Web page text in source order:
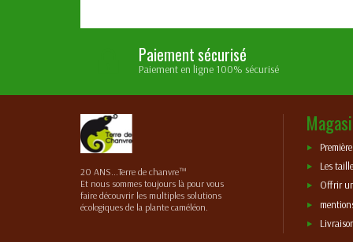
Paiement sécurisé
Paiement en ligne 100% sécurisé
20 ANS...Terre de chanvre™
Et nous sommes toujours là pour vous
faire découvrir les multiples solutions
écologiques de la plante caméléon.
Les
Offrir